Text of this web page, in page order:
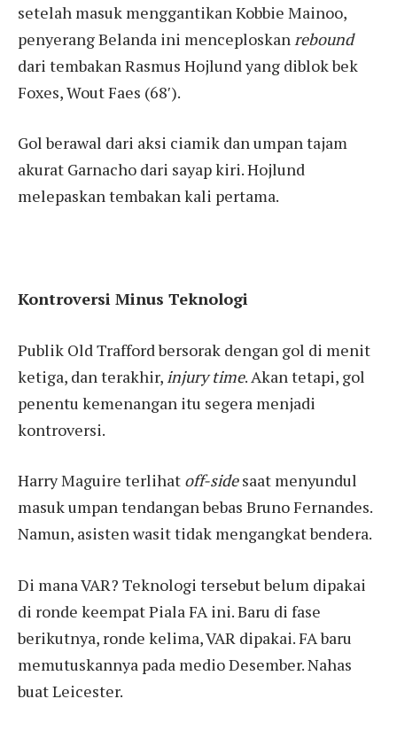
setelah masuk menggantikan Kobbie Mainoo,
penyerang Belanda ini menceploskan rebound
dari tembakan Rasmus Hojlund yang diblok bek
Foxes, Wout Faes (68′).
Gol berawal dari aksi ciamik dan umpan tajam
akurat Garnacho dari sayap kiri. Hojlund
melepaskan tembakan kali pertama.
Kontroversi Minus Teknologi
Publik Old Trafford bersorak dengan gol di menit
ketiga, dan terakhir, injury time. Akan tetapi, gol
penentu kemenangan itu segera menjadi
kontroversi.
Harry Maguire terlihat off-sidesaat menyundul
masuk umpan tendangan bebas Bruno Fernandes.
Namun, asisten wasit tidak mengangkat bendera.
Di mana VAR? Teknologi tersebut belum dipakai
di ronde keempat Piala FA ini. Baru di fase
berikutnya, ronde kelima, VAR dipakai. FA baru
memutuskannya pada medio Desember. Nahas
buat Leicester.